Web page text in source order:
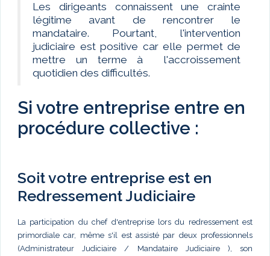
Les dirigeants connaissent une crainte
légitime avant de rencontrer le
mandataire. Pourtant, l'intervention
judiciaire est positive car elle permet de
mettre un terme à l'accroissement
quotidien des difficultés.
Si votre entreprise entre en
procédure collective :
Soit votre entreprise est en
Redressement Judiciaire
La participation du chef d'entreprise lors du redressement est
primordiale car, même s'il est assisté par deux professionnels
(Administrateur Judiciaire / Mandataire Judiciaire ), son